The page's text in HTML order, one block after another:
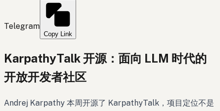
Telegram
Copy Link
KarpathyTalk 开源：面向 LLM 时代的
开放开发者社区
Andrej Karpathy 本周开源了 KarpathyTalk，项目定位不是